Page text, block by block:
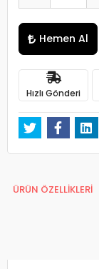
Hemen Al
Hızlı Gönderi
ÜRÜN ÖZELLİKLERİ